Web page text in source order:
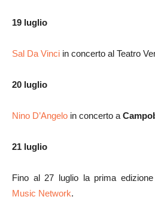
19 luglio
Sal Da Vinci in concerto al Teatro
20 luglio
Nino D’Angelo in concerto a
21 luglio
Fino al 27 luglio la prima
Music Network.